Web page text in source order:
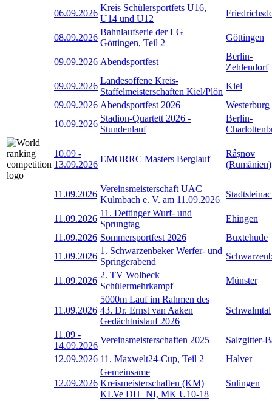
06.09.2026
Kreis Schülersportfets U16,
U14 und U12
08.09.2026
Bahnlaufserie der LG
Göttingen, Teil 2
Göttingen
09.09.2026 Abendsportfest
Berlin-
Zehlendorf
09.09.2026
Landesoffene Kreis-
Staffelmeisterschaften Kiel/Plön
Kiel
09.09.2026 Abendsportfest 2026
Westerburg
10.09.2026
Stadion-Quartett 2026 -
Stundenlauf
Berlin-
10.09 -
13.09.2026
EMORRC Masters Berglauf
Râșnov
(Rumänien)
11.09.2026
Vereinsmeisterschaft UAC
Kulmbach e. V. am 11.09.2026
11.09.2026
11. Dettinger Wurf- und
Sprungtag
Ehingen
11.09.2026 Sommersportfest 2026
Buxtehude
11.09.2026
1. Schwarzenbeker Werfer- und
Springerabend
11.09.2026
2. TV Wolbeck
Schülermehrkampf
Münster
11.09.2026
5000m Lauf im Rahmen des
43. Dr. Ernst van Aaken
Gedächtnislauf 2026
Schwalmtal
11.09 -
14.09.2026
Vereinsmeisterschaften 2025
Salzgitter-
12.09.2026 11. Maxwelt24-Cup, Teil 2 Halver
12.09.2026
Gemeinsame
Kreismeisterschaften (KM)
KLVe DH+NI, MK U10-18
Sulingen